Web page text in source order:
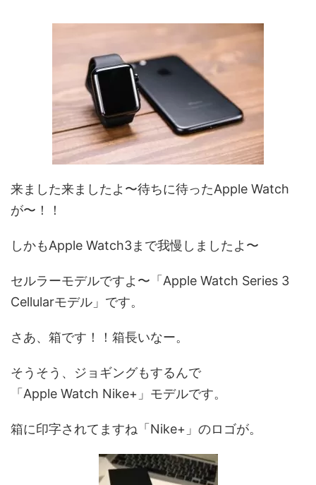
来ました来ましたよ〜待ちに待ったApple Watch
が〜！！
しかもApple Watch3まで我慢しましたよ〜
セルラーモデルですよ〜「Apple Watch Series 3
Cellularモデル」です。
さあ、箱です！！箱長いなー。
そうそう、ジョギングもするんで
「Apple Watch Nike+」モデルです。
箱に印字されてますね「Nike+」のロゴが。